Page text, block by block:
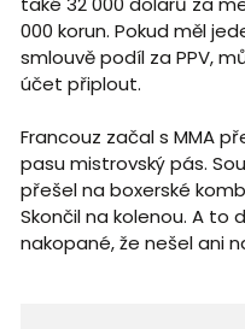
000 korun. Pokud měl
smlouvě podíl za PPV,
účet připlout.
Francouz začal s MMA
pasu mistrovský pás.
přešel na boxerské
Skončil na kolenou. A to
nakopané, že nešel ani